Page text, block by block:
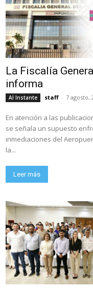
La Fiscalía
informa
Al Instante staff - 7 agosto,
En atención a las
se señala un supuesto
inmediaciones del
la...
Leer más